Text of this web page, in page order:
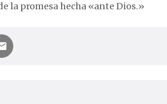
la promesa hecha «ante Dios.»